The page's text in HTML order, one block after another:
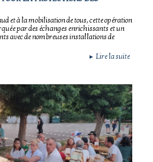
et à la mobilisation de tous, cette opération
par des échanges enrichissants et un
avec de nombreuses installations de
► Lire la suite